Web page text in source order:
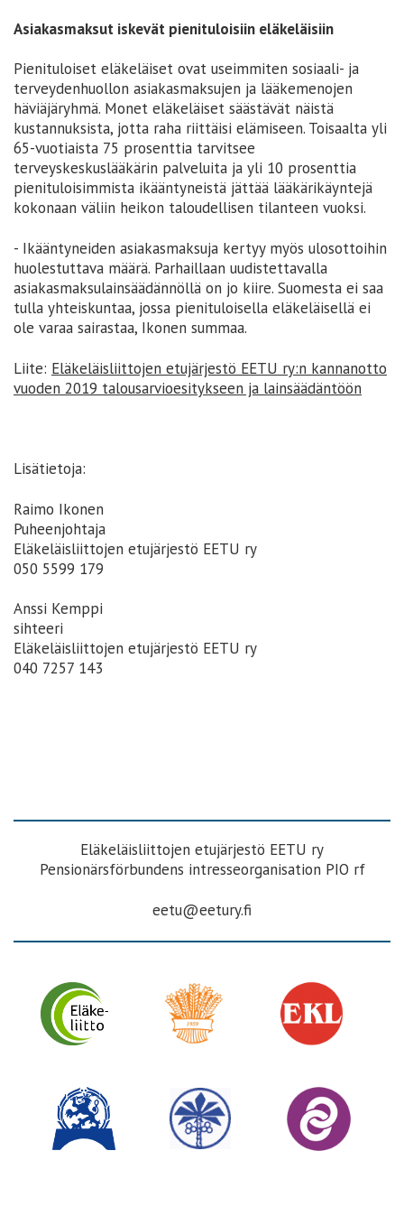
Asiakasmaksut iskevät pienituloisiin eläkeläisiin
Pienituloiset eläkeläiset ovat useimmiten sosiaali- ja
terveydenhuollon asiakasmaksujen ja lääkemenojen
häviäjäryhmä. Monet eläkeläiset säästävät näistä
kustannuksista, jotta raha riittäisi elämiseen. Toisaalta yli
65-vuotiaista 75 prosenttia tarvitsee
terveyskeskuslääkärin palveluita ja yli 10 prosenttia
pienituloisimmista ikääntyneistä jättää lääkärikäyntejä
kokonaan väliin heikon taloudellisen tilanteen vuoksi.
- Ikääntyneiden asiakasmaksuja kertyy myös ulosottoihin
huolestuttava määrä. Parhaillaan uudistettavalla
asiakasmaksulainsäädännöllä on jo kiire. Suomesta ei saa
tulla yhteiskuntaa, jossa pienituloisella eläkeläisellä ei
ole varaa sairastaa, Ikonen summaa.
Liite: Eläkeläisliittojen etujärjestö EETU ry:n kannanotto
vuoden 2019 talousarvioesitykseen ja lainsäädäntöön
Lisätietoja:
Raimo Ikonen
Puheenjohtaja
Eläkeläisliittojen etujärjestö EETU ry
050 5599 179
Anssi Kemppi
sihteeri
Eläkeläisliittojen etujärjestö EETU ry
040 7257 143
Eläkeläisliittojen etujärjestö EETU ry
Pensionärsförbundens intresseorganisation PIO rf
eetu@eetury.fi